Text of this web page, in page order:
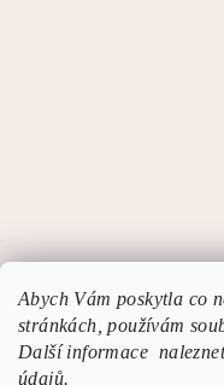
Abych Vám poskytla co
stránkách, používám
Další informace
údajů.